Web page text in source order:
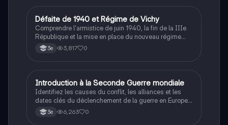
DHistoire
Défaite de 1940 et Régime de Vichy
Comprendre l'armistice de juin 1940, la fin de la IIIe
République et la mise en place du nouveau régime
autoritaire de Philippe Pétain.
3e 3,817 0
IHistoire
Introduction à la Seconde Guerre mondiale
Identifiez les causes du conflit, les alliances et les
dates clés du déclenchement de la guerre en Europe
et dans le Pacifique.
3e 6,263 0